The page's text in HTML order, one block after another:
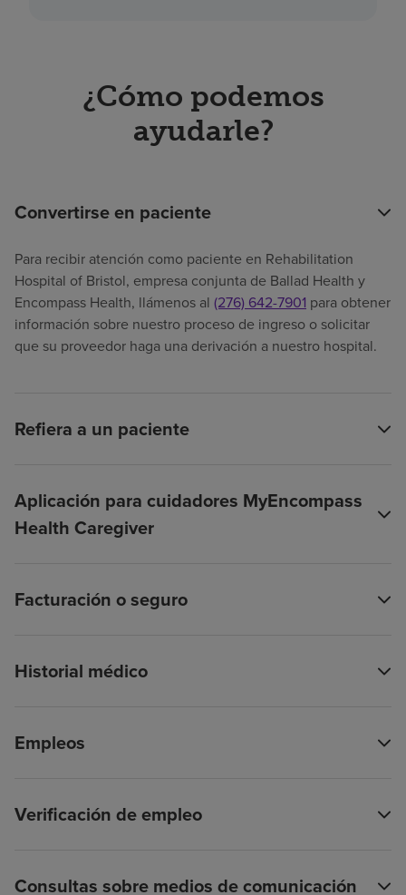
¿Cómo podemos
ayudarle?
Convertirse en paciente
Para recibir atención como paciente en Rehabilitation
Hospital of Bristol, empresa conjunta de Ballad Health y
Encompass Health, llámenos al (276) 642-7901 para obtener
información sobre nuestro proceso de ingreso o solicitar
que su proveedor haga una derivación a nuestro hospital.
Refiera a un paciente
Aplicación para cuidadores MyEncompass
Health Caregiver
Facturación o seguro
Historial médico
Empleos
Verificación de empleo
Consultas sobre medios de comunicación